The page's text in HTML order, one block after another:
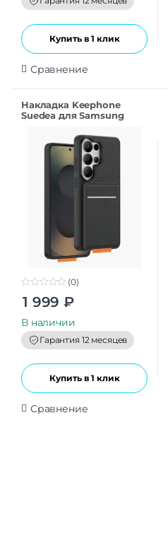
5
Купить в 1 клик
Сравнение
Накладка Keephone
Suedea для Samsung
t
o
f
5
(0)
1 999 ₽
В наличии
Гарантия 12 месяцев
Купить в 1 клик
Сравнение